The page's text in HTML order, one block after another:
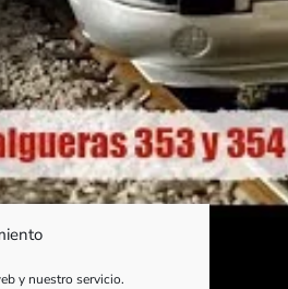
y nuestro servicio.